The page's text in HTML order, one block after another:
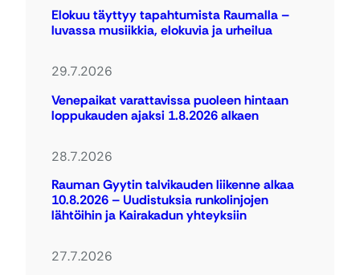
Elokuu täyttyy tapahtumista Raumalla –
luvassa musiikkia, elokuvia ja urheilua
29.7.2026
Venepaikat varattavissa puoleen hintaan
loppukauden ajaksi 1.8.2026 alkaen
28.7.2026
Rauman Gyytin talvikauden liikenne alkaa
10.8.2026 – Uudistuksia runkolinjojen
lähtöihin ja Kairakadun yhteyksiin
27.7.2026